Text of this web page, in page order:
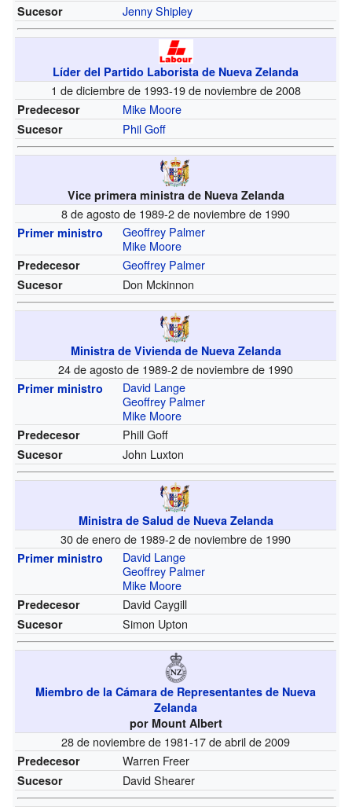
Sucesor Jenny Shipley
Líder del Partido Laborista de Nueva Zelanda
1 de diciembre de 1993-19 de noviembre de 2008
Predecesor Mike Moore
Sucesor Phil Goff
Vice primera ministra de Nueva Zelanda
8 de agosto de 1989-2 de noviembre de 1990
Primer ministro
Geoffrey Palmer
Mike Moore
Predecesor Geoffrey Palmer
Sucesor Don Mckinnon
Ministra de Vivienda de Nueva Zelanda
24 de agosto de 1989-2 de noviembre de 1990
Primer ministro
David Lange
Geoffrey Palmer
Mike Moore
Predecesor Phill Goff
Sucesor John Luxton
Ministra de Salud de Nueva Zelanda
30 de enero de 1989-2 de noviembre de 1990
Primer ministro
David Lange
Geoffrey Palmer
Mike Moore
Predecesor David Caygill
Sucesor Simon Upton
Miembro de la Cámara de Representantes de Nueva
Zelanda
por Mount Albert
28 de noviembre de 1981-17 de abril de 2009
Predecesor Warren Freer
Sucesor David Shearer